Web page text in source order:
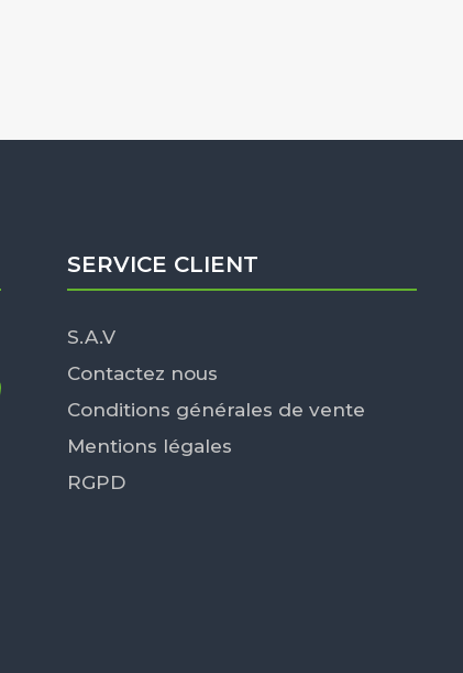
SERVICE CLIENT
S.A.V
Contactez nous
Conditions générales de vente
Mentions légales
RGPD